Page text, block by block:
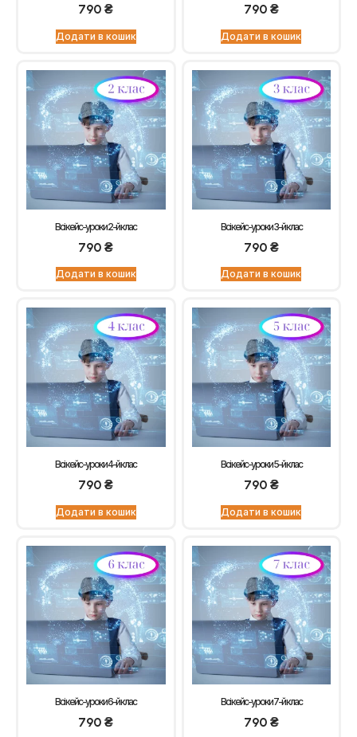
790₴
Додати в кошик
790 ₴
Додати в кошик
Всі кейс-уроки 2-й клас
790₴
Додати в кошик
Всі кейс-уроки 3-й клас
790 ₴
Додати в кошик
Всі кейс-уроки 4-й клас
790₴
Додати в кошик
Всі кейс-уроки 5-й клас
790 ₴
Додати в кошик
Всі кейс-уроки 6-й клас
790₴
Всі кейс-уроки 7-й клас
790 ₴